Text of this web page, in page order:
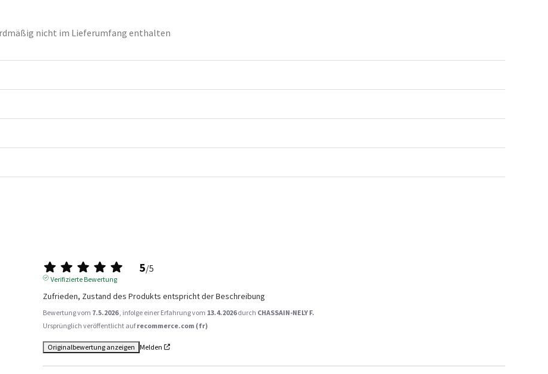
nicht im Lieferumfang enthalten
5/5
Verifizierte Bewertung
Zufrieden, Zustand des Produkts entspricht der Beschreibung
Bewertung vom 7.5.2026 , infolge einer Erfahrung vom 13.4.2026durch CHASSAIN-NELY F.
Ursprünglich veröffentlicht aufrecommerce.com (fr)
Originalbewertung anzeigen Melden